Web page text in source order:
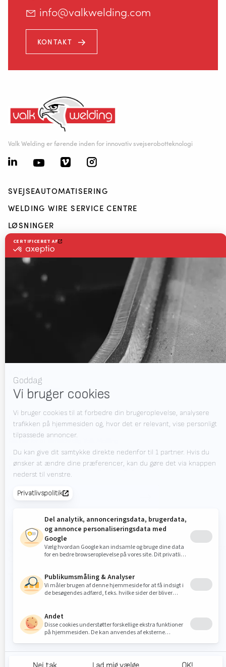
info@valkwelding.com
KONTAKT
Valk Welding er førende inden for innovativ svejserobotteknologi
SVEJSEAUTOMATISERING
WELDING WIRE SERVICE CENTRE
LØSNINGER
RWAAS
Messekalender
HOLD DIG OPDATERET?
Valk Mailing
Klik her for at tilmelde dig Valk Mailing
Newsletter
Tilmeld dig vores nyhedsbrev og hold dig opdateret.
© 2026
Valk
Welding Disclaimer Privacy
Statement Adfærdskodeks
door Census